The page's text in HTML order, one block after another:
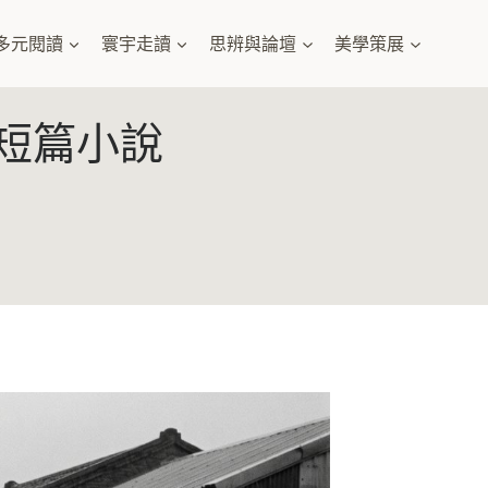
元閱讀 寰宇走讀 思辨與論壇 美學策展
篇小說